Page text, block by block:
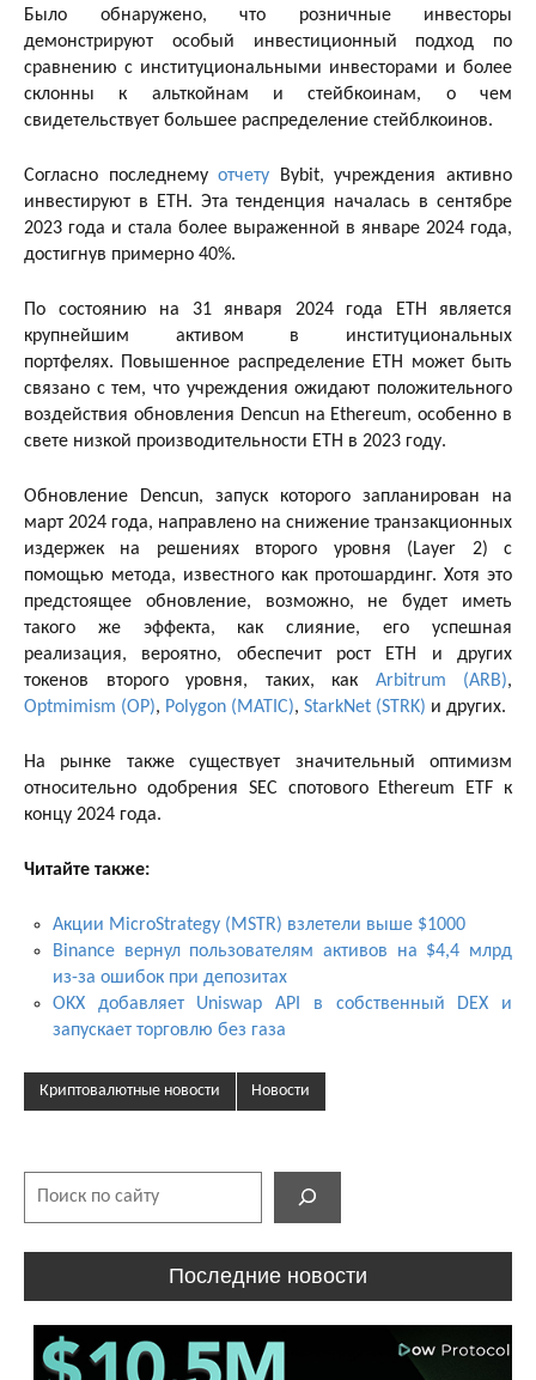
Было обнаружено, что розничные инвесторы
демонстрируют особый инвестиционный подход по
сравнению с институциональными инвесторами и более
склонны к альткойнам и стейбкоинам, о чем
свидетельствует большее распределение стейблкоинов.
Согласно последнемуотчету Bybit, учреждения активно
инвестируют в ETH. Эта тенденция началась в сентябре
2023 года и стала более выраженной в январе 2024 года,
достигнув примерно 40%.
По состоянию на 31 января 2024 года ETH является
крупнейшим активом в институциональных
портфелях. Повышенное распределение ETH может быть
связано с тем, что учреждения ожидают положительного
воздействия обновления Dencun на Ethereum, особенно в
свете низкой производительности ETH в 2023 году.
Обновление Dencun, запуск которого запланирован на
март 2024 года, направлено на снижение транзакционных
издержек на решениях второго уровня (Layer 2) с
помощью метода, известного как протошардинг. Хотя это
предстоящее обновление, возможно, не будет иметь
такого же эффекта, как слияние, его успешная
реализация, вероятно, обеспечит рост ETH и других
токенов второго уровня, таких, как Arbitrum (ARB),
Optmimism (OP), Polygon (MATIC), StarkNet (STRK) и других.
На рынке также существует значительный оптимизм
относительно одобрения SEC спотового Ethereum ETF к
концу 2024 года.
Читайте также:
Акции MicroStrategy (MSTR) взлетели выше $1000
Binance вернул пользователям активов на $4,4 млрд
из-за ошибок при депозитах
OKX добавляет Uniswap API в собственный DEX и
запускает торговлю без газа
Криптовалютные новости Новости
Последние новости